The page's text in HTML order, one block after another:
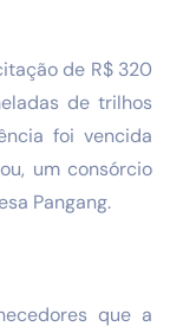
de R$ 320
de trilhos
foi vencida
um consórcio
Pangang.
que a